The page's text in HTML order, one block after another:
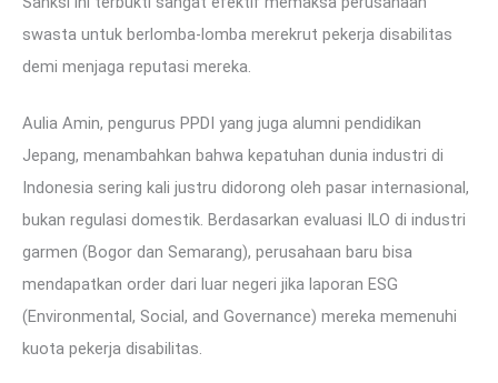
swasta untuk berlomba-lomba merekrut pekerja disabilitas
demi menjaga reputasi mereka.
Aulia Amin, pengurus PPDI yang juga alumni pendidikan
Jepang, menambahkan bahwa kepatuhan dunia industri di
Indonesia sering kali justru didorong oleh pasar internasional,
bukan regulasi domestik. Berdasarkan evaluasi ILO di industri
garmen (Bogor dan Semarang), perusahaan baru bisa
mendapatkan order dari luar negeri jika laporan ESG
(Environmental, Social, and Governance) mereka memenuhi
kuota pekerja disabilitas.